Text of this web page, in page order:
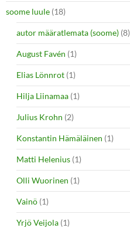
soome luule (18)
autor määratlemata (soome) (8)
August Favén (1)
Elias Lönnrot (1)
Hilja Liinamaa (1)
Julius Krohn (2)
Konstantin Hämäläinen (1)
Matti Helenius (1)
Olli Wuorinen (1)
Vainö (1)
Yrjö Veijola (1)